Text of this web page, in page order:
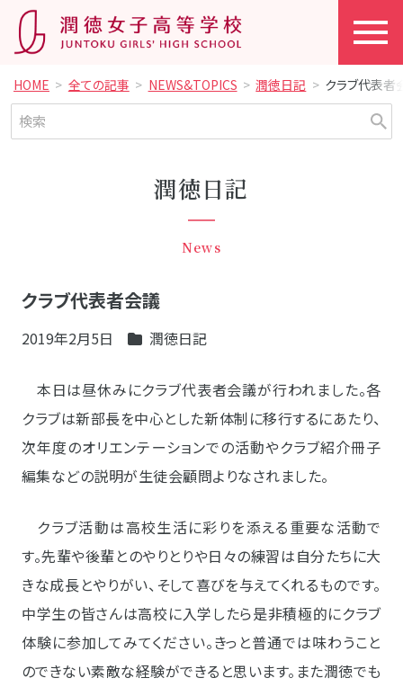
HOME 全ての記事 NEWS&TOPICS 潤徳日記 クラブ代表者
潤徳日記
News
クラブ代表者会議
2019年2月5日 潤徳日記
本日は昼休みにクラブ代表者会議が行われました。各
クラブは新部長を中心とした新体制に移行するにあたり、
次年度のオリエンテーションでの活動やクラブ紹介冊子
編集などの説明が生徒会顧問よりなされました。
クラブ活動は高校生活に彩りを添える重要な活動で
す。先輩や後輩とのやりとりや日々の練習は自分たちに大
きな成長とやりがい、そして喜びを与えてくれるものです。
中学生の皆さんは高校に入学したら是非積極的にクラブ
体験に参加してみてください。きっと普通では味わうこと
のできない素敵な経験ができると思います。また潤徳でも